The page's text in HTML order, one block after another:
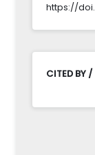
https://
CITED BY /